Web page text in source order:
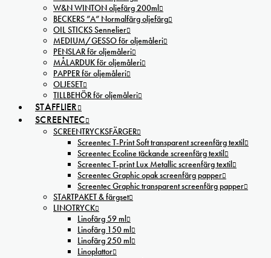
W&N WINTON oljefärg 200ml
BECKERS ”A” Normalfärg oljefärg
OIL STICKS Sennelier
MEDIUM/GESSO för oljemåleri
PENSLAR för oljemåleri
MÅLARDUK för oljemåleri
PAPPER för oljemåleri
OLJESET
TILLBEHÖR för oljemåleri
STAFFLIER
SCREENTEC
SCREENTRYCKSFÄRGER
Screentec T-Print Soft transparent screenfärg textil
Screentec Ecoline täckande screenfärg textil
Screentec T-print Lux Metallic screenfärg textil
Screentec Graphic opak screenfärg papper
Screentec Graphic transparent screenfärg papper
STARTPAKET & färgset
LINOTRYCK
Linofärg 59 ml
Linofärg 150 ml
Linofärg 250 ml
Linoplattor